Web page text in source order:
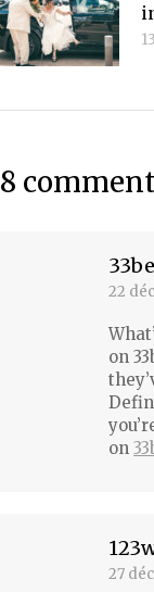
8
dit
:
22
on
on
dit
27